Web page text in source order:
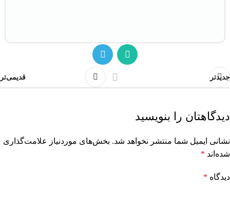
جدیدتر قدیمی‌تر
دیدگاهتان را بنویسید
نشانی ایمیل شما منتشر نخواهد شد. بخش‌های موردنیاز علامت‌گذاری
شده‌اند *
دیدگاه *